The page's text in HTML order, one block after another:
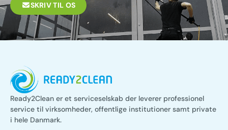
SKRIV TIL OS
Ready2Clean er et serviceselskab der leverer professionel
service til virksomheder, offentlige institutioner samt private
i hele Danmark.